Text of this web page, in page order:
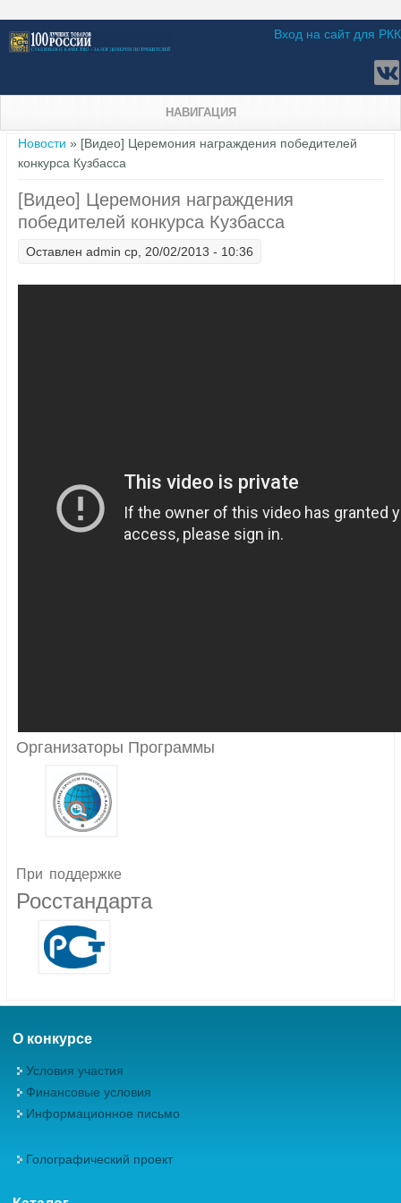
Вход на сайт для РКК
НАВИГАЦИЯ
Вы здесь
Новости » [Видео] Церемония награждения победителей
конкурса Кузбасса
[Видео] Церемония награждения
победителей конкурса Кузбасса
Оставлен admin ср, 20/02/2013 - 10:36
Организаторы Программы
При поддержке
Росстандарта
О конкурсе
Условия участия
Финансовые условия
Информационное письмо
Голографический проект